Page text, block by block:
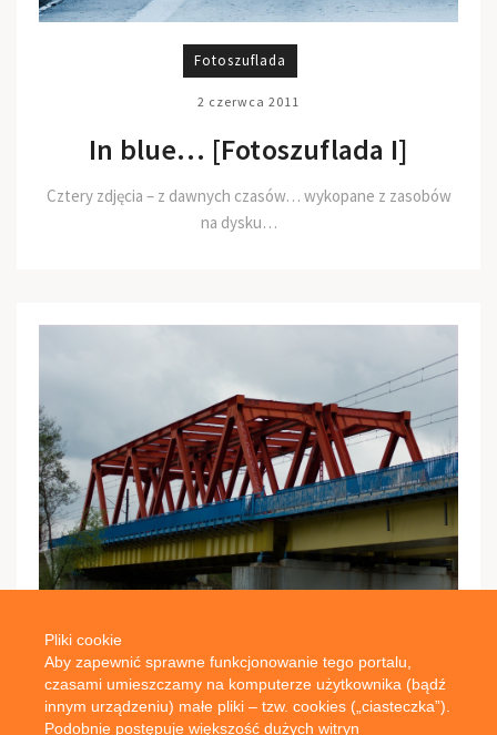
Fotoszuflada
2 czerwca 2011
In blue… [Fotoszuflada I]
Cztery zdjęcia – z dawnych czasów… wykopane z zasobów
na dysku…
7 maja 2011
Pliki cookie
Aby zapewnić sprawne funkcjonowanie tego portalu,
czasami umieszczamy na komputerze użytkownika (bądź
innym urządzeniu) małe pliki – tzw. cookies („ciasteczka”).
Podobnie postępuje większość dużych witryn